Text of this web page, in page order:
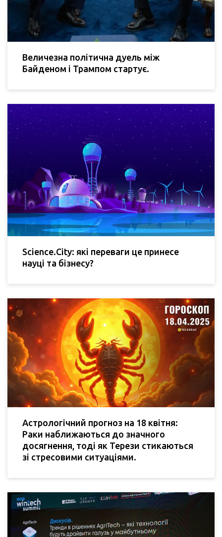
Величезна політична дуель між
Байденом і Трампом стартує.
Science.City: які переваги це принесе
науці та бізнесу?
Астрологічний прогноз на 18 квітня:
Раки наближаються до значного
досягнення, тоді як Терези стикаються
зі стресовими ситуаціями.